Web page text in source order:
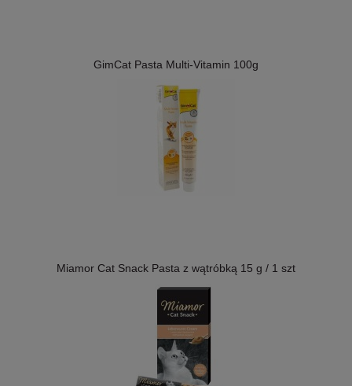
GimCat Pasta Multi-Vitamin 100g
Miamor Cat Snack Pasta z wątróbką 15 g / 1 szt